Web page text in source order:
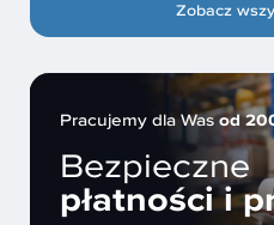
Zobacz
Pracujemy dla Wasod
Bezpieczne
płatności i